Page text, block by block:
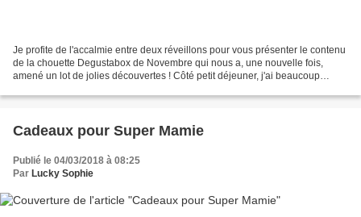
Je profite de l'accalmie entre deux réveillons pour vous présenter le contenu
de la chouette Degustabox de Novembre qui nous a, une nouvelle fois,
amené un lot de jolies découvertes ! Côté petit déjeuner, j'ai beaucoup
Cadeaux pour Super Mamie
Publié le 04/03/2018 à 08:25
Par Lucky Sophie